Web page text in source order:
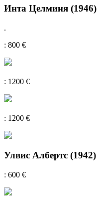
Инта Целминя (1946)
.
: 800 €
: 1200 €
: 1200 €
Улвис Албертс (1942)
: 600 €